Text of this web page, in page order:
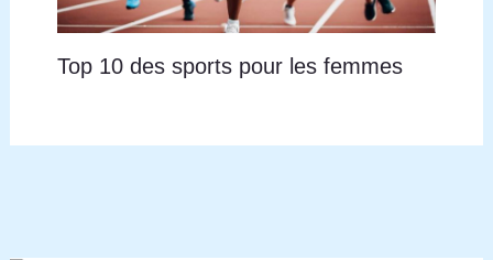
Top 10 des sports pour les femmes